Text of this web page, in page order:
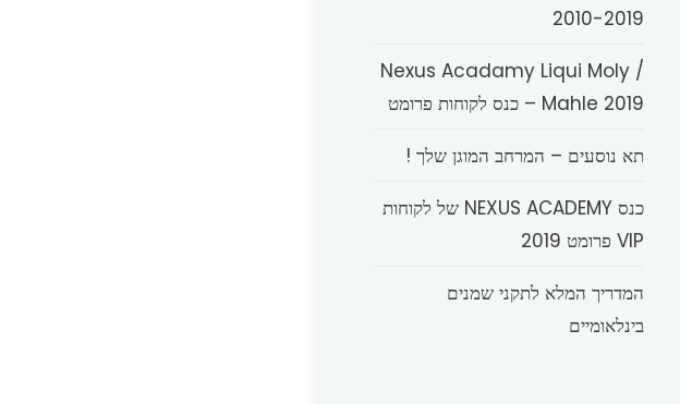
2010-2019
Nexus Acadamy Liqui Moly /
Mahle 2019 – כנס לקוחות פרומט
תא נוסעים – המרחב המוגן שלך !
כנס NEXUS ACADEMY של לקוחות
VIP פרומט 2019
המדריך המלא לתקני שמנים
בינלאומיים